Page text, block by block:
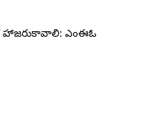
హాజరుకావాలి: ఎంఈఓ